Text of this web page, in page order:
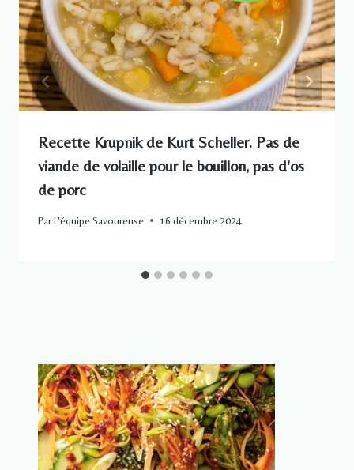
Recette Krupnik de Kurt Scheller. Pas de
viande de volaille pour le bouillon, pas d'os
de porc
ParL'équipe Savoureuse 16 décembre 2024